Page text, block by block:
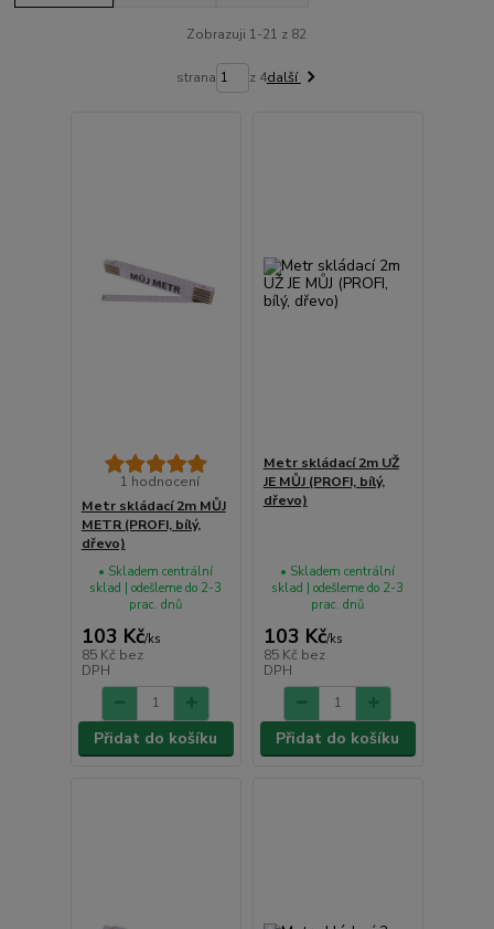
Zobrazuji 1-21 z 82
strana z 4další
1 hodnocení
Metr skládací 2m MŮJ
METR (PROFI, bílý,
dřevo)
103 Kč/ks
85 Kč bez
DPH
• Skladem centrální
sklad | odešleme do 2-3
prac. dnů
Přidat do košíku
Metr skládací 2m UŽ
JE MŮJ (PROFI, bílý,
dřevo)
103 Kč/ks
85 Kč bez
DPH
• Skladem centrální
sklad | odešleme do 2-3
prac. dnů
Přidat do košíku